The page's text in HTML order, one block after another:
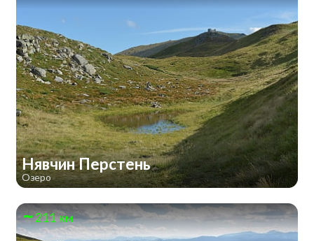
Нявчин Перстень
Озеро
211 км